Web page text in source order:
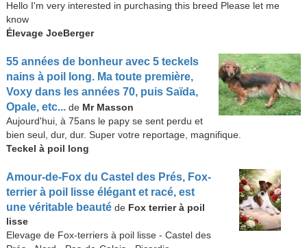
Hello I'm very interested in purchasing this breed Please let me
know
Élevage JoeBerger
55 années de bonheur avec 5 teckels
nains à poil long. Ma toute première,
Voxy dans les années 70, puis Saïda,
Opale, etc...de Mr Masson
Aujourd'hui, à 75ans le papy se sent perdu et
bien seul, dur, dur. Super votre reportage, magnifique.
Teckel à poil long
Amour-de-Fox du Castel des Prés, Fox-
terrier à poil lisse élégant et racé, est
une véritable beautéde Fox terrier à poil
lisse
Elevage de Fox-terriers à poil lisse - Castel des